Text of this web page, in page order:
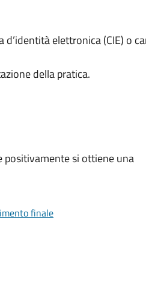
elettronica (CIE) o
della pratica.
si ottiene una
finale